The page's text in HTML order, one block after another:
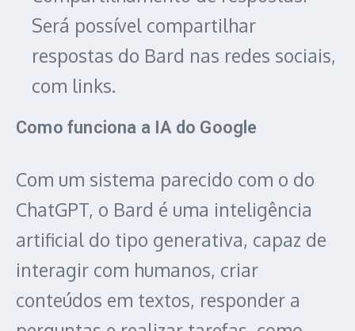
Será possível compartilhar
respostas do Bard nas redes sociais,
com links.
Como funciona a IA do Google
Com um sistema parecido com o do
ChatGPT, o Bard é uma inteligência
artificial do tipo generativa, capaz de
interagir com humanos, criar
conteúdos em textos, responder a